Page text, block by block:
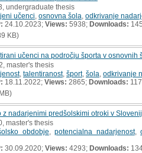
undergraduate thesis
učenci osnovna šola odkrivanje
24.10.2023; Views: 5938; Downloads:
KB)
učenci na področju športa v
master's thesis
, talentiranost, šport, šola odkrivanje
18.11.2022; Views: 2865; Downloads: 117
z nadarjenimi predšolskimi otroki v
master's thesis
obdobje ,potencialna nadarjenost,
30.09.2020; Views: 4293; Downloads: